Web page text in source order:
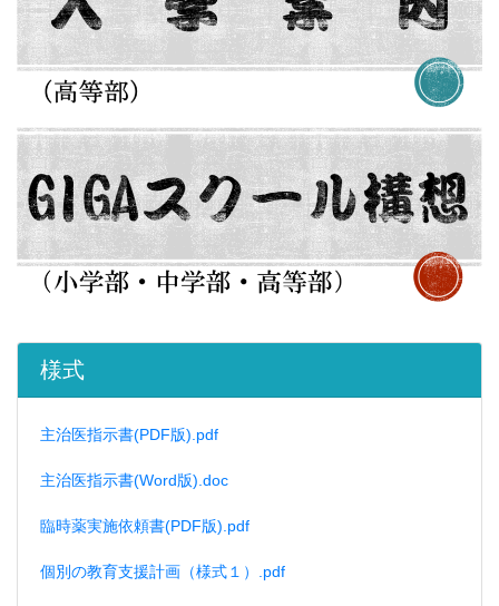
様式
主治医指示書(PDF版).pdf
主治医指示書(Word版).doc
臨時薬実施依頼書(PDF版).pdf
個別の教育支援計画（様式１）.pdf